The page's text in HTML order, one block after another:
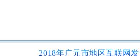
2018年广元市地区互联网